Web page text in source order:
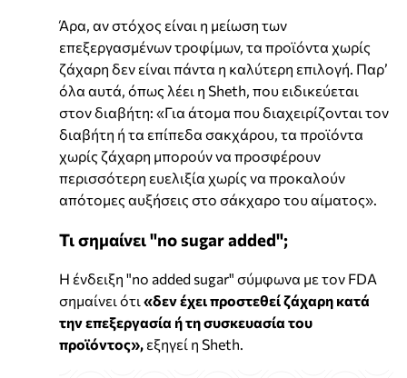
Άρα, αν στόχος είναι η μείωση των
επεξεργασμένων τροφίμων, τα προϊόντα χωρίς
ζάχαρη δεν είναι πάντα η καλύτερη επιλογή. Παρ’
όλα αυτά, όπως λέει η Sheth, που ειδικεύεται
στον διαβήτη: «Για άτομα που διαχειρίζονται τον
διαβήτη ή τα επίπεδα σακχάρου, τα προϊόντα
χωρίς ζάχαρη μπορούν να προσφέρουν
περισσότερη ευελιξία χωρίς να προκαλούν
απότομες αυξήσεις στο σάκχαρο του αίματος».
Τι σημαίνει "no sugar added";
Η ένδειξη "no added sugar" σύμφωνα με τον FDA
σημαίνει ότι «δεν έχει προστεθεί ζάχαρη κατά
την επεξεργασία ή τη συσκευασία του
προϊόντος», εξηγεί η Sheth.